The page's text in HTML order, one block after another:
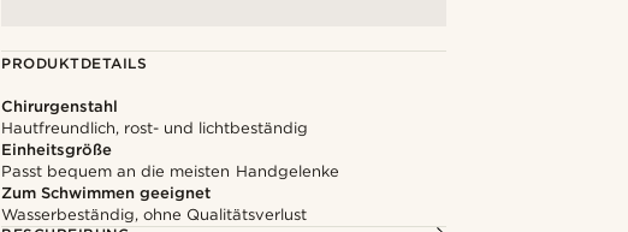
PRODUKTDETAILS
Chirurgenstahl
Hautfreundlich, rost- und lichtbeständig
Einheitsgröße
Passt bequem an die meisten Handgelenke
Zum Schwimmen geeignet
Wasserbeständig, ohne Qualitätsverlust